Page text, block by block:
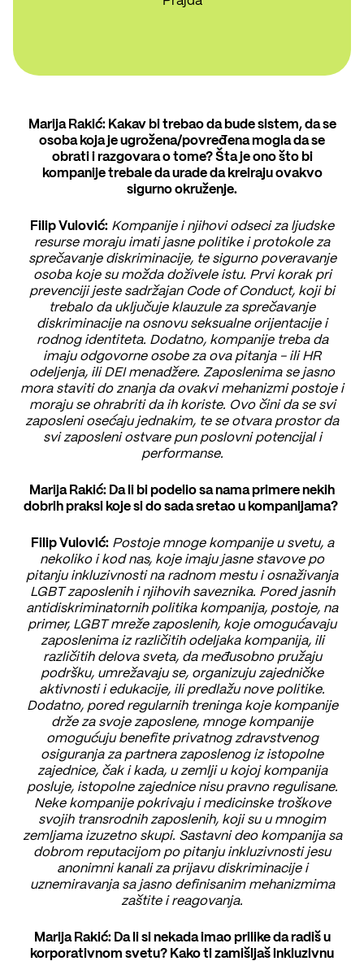
Marija Rakić: Kakav bi trebao da bude sistem, da se
osoba koja je ugrožena/povređena mogla da se
obrati i razgovara o tome? Šta je ono što bi
kompanije trebale da urade da kreiraju ovakvo
sigurno okruženje.
Filip Vulović: Kompanije i njihovi odseci za ljudske
resurse moraju imati jasne politike i protokole za
sprečavanje diskriminacije, te sigurno poveravanje
osoba koje su možda doživele istu. Prvi korak pri
prevenciji jeste sadržajan Code of Conduct, koji bi
trebalo da uključuje klauzule za sprečavanje
diskriminacije na osnovu seksualne orijentacije i
rodnog identiteta. Dodatno, kompanije treba da
imaju odgovorne osobe za ova pitanja - ili HR
odeljenja, ili DEI menadžere. Zaposlenima se jasno
mora staviti do znanja da ovakvi mehanizmi postoje i
moraju se ohrabriti da ih koriste. Ovo čini da se svi
zaposleni osećaju jednakim, te se otvara prostor da
svi zaposleni ostvare pun poslovni potencijal i
performanse.
Marija Rakić: Da li bi podelio sa nama primere nekih
dobrih praksi koje si do sada sretao u kompanijama?
Filip Vulović: Postoje mnoge kompanije u svetu, a
nekoliko i kod nas, koje imaju jasne stavove po
pitanju inkluzivnosti na radnom mestu i osnaživanja
LGBT zaposlenih i njihovih saveznika. Pored jasnih
antidiskriminatornih politika kompanija, postoje, na
primer, LGBT mreže zaposlenih, koje omogućavaju
zaposlenima iz različitih odeljaka kompanija, ili
različitih delova sveta, da međusobno pružaju
podršku, umrežavaju se, organizuju zajedničke
aktivnosti i edukacije, ili predlažu nove politike.
Dodatno, pored regularnih treninga koje kompanije
drže za svoje zaposlene, mnoge kompanije
omogućuju benefite privatnog zdravstvenog
osiguranja za partnera zaposlenog iz istopolne
zajednice, čak i kada, u zemlji u kojoj kompanija
posluje, istopolne zajednice nisu pravno regulisane.
Neke kompanije pokrivaju i medicinske troškove
svojih transrodnih zaposlenih, koji su u mnogim
zemljama izuzetno skupi. Sastavni deo kompanija sa
dobrom reputacijom po pitanju inkluzivnosti jesu
anonimni kanali za prijavu diskriminacije i
uznemiravanja sa jasno definisanim mehanizmima
zaštite i reagovanja.
Marija Rakić: Da li si nekada imao prilike da radiš u
korporativnom svetu? Kako ti zamišljaš inkluzivnu